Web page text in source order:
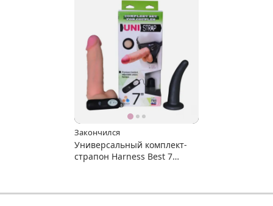
Закончился
Универсальный комплект-
страпон Harness Best 7